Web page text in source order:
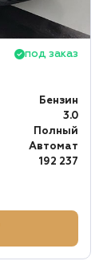
под заказ
Бензин
3.0
Полный
Автомат
192 237